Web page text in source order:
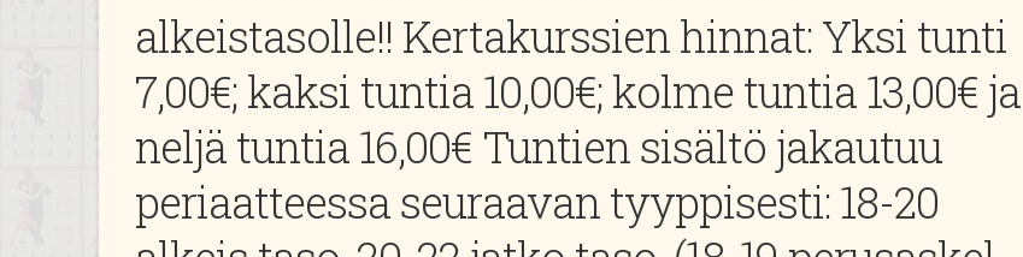
alkeistasolle!! Kertakurssien hinnat: Yksi tunti
7,00€; kaksi tuntia 10,00€; kolme tuntia 13,00€ ja
neljä tuntia 16,00€ Tuntien sisältö jakautuu
periaatteessa seuraavan tyyppisesti: 18-20